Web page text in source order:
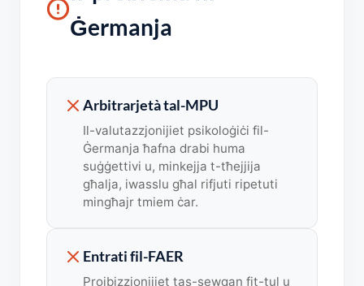
Ġermanja
Arbitrarjetà tal-MPU
Il-valutazzjonijiet psikoloġiċi fil-
Ġermanja ħafna drabi huma
suġġettivi u, minkejja t-tħejjija
għalja, iwasslu għal rifjuti ripetuti
mingħajr tmiem ċar.
Entrati fil-FAER
Projbizzjonijiet tas-sewqan fit-tul u